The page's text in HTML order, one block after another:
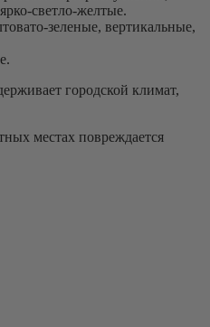
светло-желтые.
зеленые, вертикальные,
городской климат,
местах повреждается